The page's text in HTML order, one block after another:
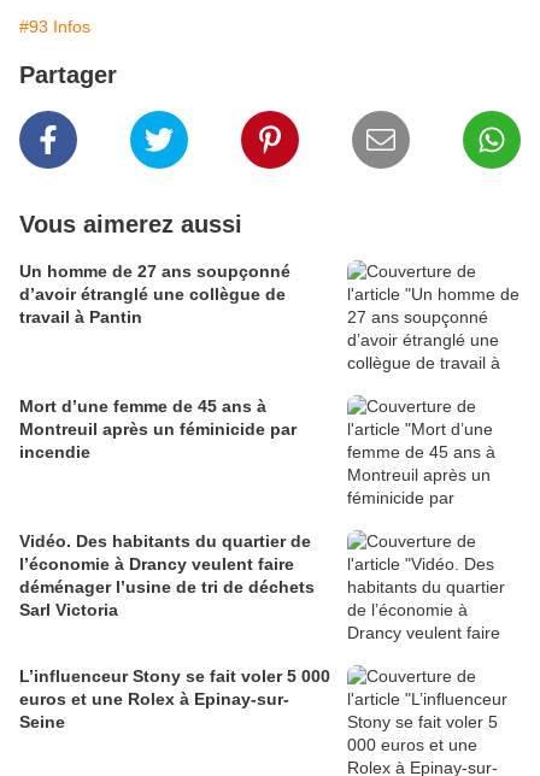
#93 Infos
Partager
Vous aimerez aussi
Un homme de 27 ans soupçonné
d’avoir étranglé une collègue de
travail à Pantin
Mort d’une femme de 45 ans à
Montreuil après un féminicide par
incendie
Vidéo. Des habitants du quartier de
l’économie à Drancy veulent faire
déménager l’usine de tri de déchets
Sarl Victoria
L’influenceur Stony se fait voler 5 000
euros et une Rolex à Epinay-sur-
Seine